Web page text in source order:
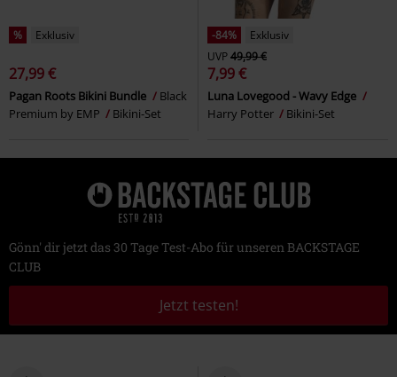
% Exklusiv
27,99 €
Pagan Roots Bikini Bundle
Black
Premium by EMP
Bikini-Set
-84%
Exklusiv
UVP49,99 €
7,99 €
Luna Lovegood - Wavy Edge
Harry Potter
Bikini-Set
Gönn' dir jetzt das 30 Tage Test-Abo für unseren BACKSTAGE
CLUB
Jetzt testen!